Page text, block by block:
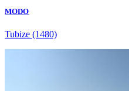
MODO
Tubize (1480)